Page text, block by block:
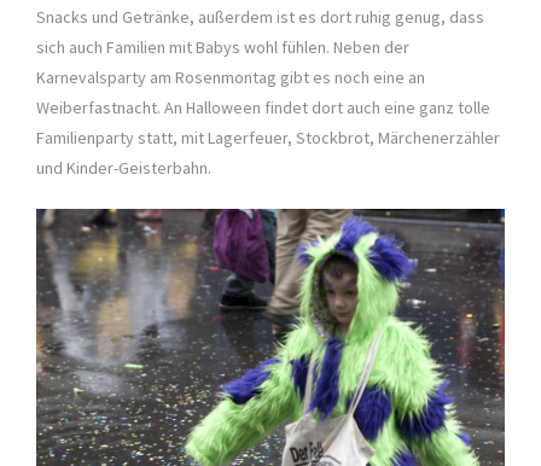
Snacks und Getränke, außerdem ist es dort ruhig genug, dass
sich auch Familien mit Babys wohl fühlen. Neben der
Karnevalsparty am Rosenmontag gibt es noch eine an
Weiberfastnacht. An Halloween findet dort auch eine ganz tolle
Familienparty statt, mit Lagerfeuer, Stockbrot, Märchenerzähler
und Kinder-Geisterbahn.